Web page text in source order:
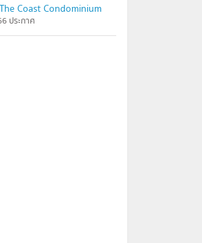
Coast Condominium
ประกาศ